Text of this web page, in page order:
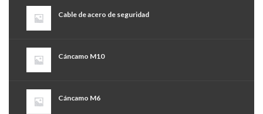
Cable de acero de seguridad
Cáncamo M10
Cáncamo M6